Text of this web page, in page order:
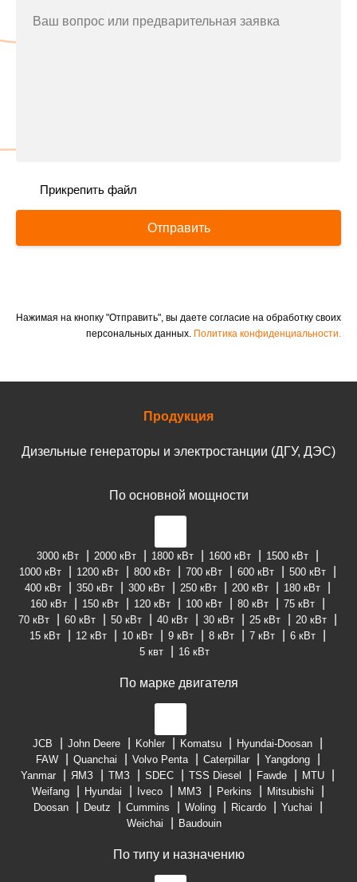
Ваш вопрос или предварительная заявка
Прикрепить файл
Отправить
Нажимая на кнопку "Отправить", вы даете согласие на обработку своих
персональных данных. Политика конфиденциальности.
Продукция
Дизельные генераторы и электростанции (ДГУ, ДЭС)
По основной мощности
3000 кВт 2000 кВт 1800 кВт 1600 кВт
1500 кВт
1000 кВт
1200 кВт 800 кВт 700 кВт 600 кВт
500 кВт
400 кВт
350 кВт 300 кВт 250 кВт 200 кВт
180 кВт
160 кВт
150 кВт 120 кВт 100 кВт 80 кВт
75 кВт
70 кВт
60 кВт 50 кВт 40 кВт 30 кВт 25 кВт
20 кВт
15 кВт
12 кВт 10 кВт 9 кВт 8 кВт 7 кВт
6 кВт
5 квт
16 кВт
По марке двигателя
JCB John Deere Kohler Komatsu
Hyundai-Doosan
FAW
Quanchai Volvo Penta Caterpillar
Yangdong
Yanmar
ЯМЗ ТМЗ SDEC TSS Diesel Fawde
MTU
Weifang
Hyundai Iveco ММЗ Perkins
Mitsubishi
Doosan
Deutz Cummins Woling Ricardo
Yuchai
Weichai
Baudouin
По типу и назначению